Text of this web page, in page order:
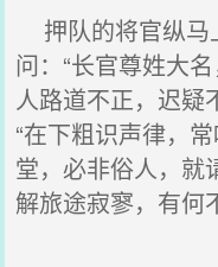
押队的将官纵马
问：“长官尊姓大
人路道不正，迟疑
“在下粗识声律，
堂，必非俗人，就
解旅途寂寥，有何